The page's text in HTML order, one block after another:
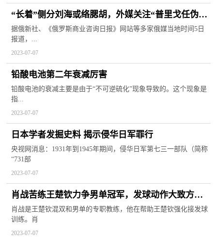
“长着”侧分刘海或络腮胡，外媒关注“普里戈任伪装
照”被泄露
据俄新社、《俄罗斯商业咨询日报》网站等多家俄媒当地时间5日
报道，...
2023-07-07
铅酸电池第二年衰减厉害
铅酸电池的衰减主要是由于“不可逆硫化”现象导致的。这个现象是
指...
2023-07-07
日本学者发掘史料 揭示侵华日军罪行
央视网消息：1931年到1945年期间，侵华日军第七三一部队（简称
“731部
2023-07-07
肖战苦练王楚钦力争男单冠军，发球动作大致方博
躺枪，球迷都笑了
肖战是王楚钦混双和男单的专职教练，他在帮助王楚钦强化接发球
训练。肖
2023-07-07